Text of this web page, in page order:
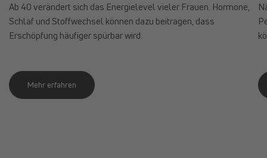
Ab 40 verändert sich das Energielevel vieler Frauen. Hormone,
Schlaf und Stoffwechsel können dazu beitragen, dass
Erschöpfung häufiger spürbar wird.
Mehr erfahren